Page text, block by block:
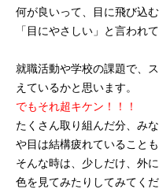
何が良いって、目に飛び込む
「目にやさしい」
と言われ
就職活動や学校の課題で、
えているかと思います。
でもそれ超キケン！！！
たくさん取り組んだ分、み
や目は結構疲れていることも
そんな時は、少しだけ、外
色を見てみたりしてみてくだ